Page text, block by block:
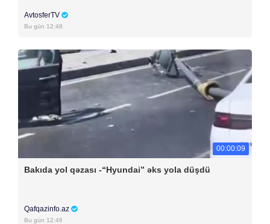
AvtosferTV
Bu gün 12:48
00:00:09
Bakıda yol qəzası -“Hyundai” əks yola düşdü
Qafqazinfo.az
Bu gün 12:46